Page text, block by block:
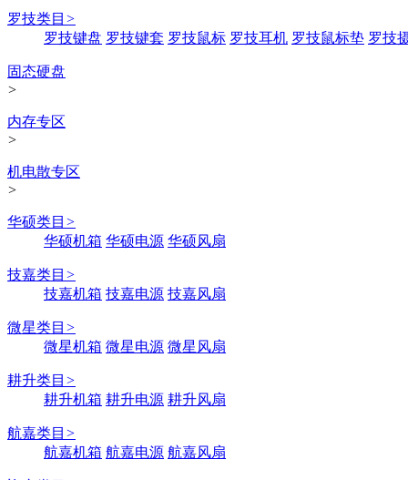
罗技类目 >
罗技键盘 罗技键套 罗技鼠标 罗技耳机 罗技鼠标垫 罗技
固态硬盘
>
内存专区
>
机电散专区
>
华硕类目 >
华硕机箱 华硕电源 华硕风扇
技嘉类目 >
技嘉机箱 技嘉电源 技嘉风扇
微星类目 >
微星机箱 微星电源 微星风扇
耕升类目 >
耕升机箱 耕升电源 耕升风扇
航嘉类目 >
航嘉机箱 航嘉电源 航嘉风扇